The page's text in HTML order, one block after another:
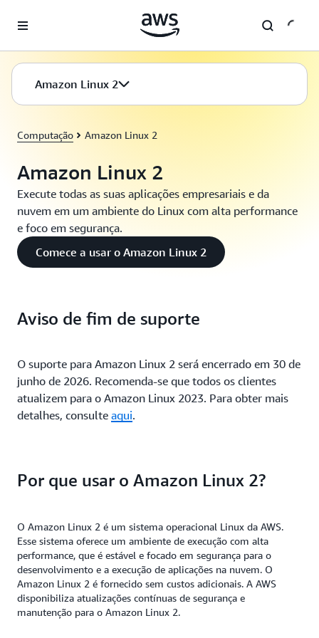
Pular para o conteúdo principal
Amazon Linux 2
Computação Amazon Linux 2
Amazon Linux 2
Execute todas as suas aplicações empresariais e da
nuvem em um ambiente do Linux com alta performance
e foco em segurança.
Comece a usar o Amazon Linux 2
Aviso de fim de suporte
O suporte para Amazon Linux 2 será encerrado em 30 de
junho de 2026. Recomenda-se que todos os clientes
atualizem para o Amazon Linux 2023. Para obter mais
detalhes, consulte aqui.
Por que usar o Amazon Linux 2?
O Amazon Linux 2 é um sistema operacional Linux da AWS.
Esse sistema oferece um ambiente de execução com alta
performance, que é estável e focado em segurança para o
desenvolvimento e a execução de aplicações na nuvem. O
Amazon Linux 2 é fornecido sem custos adicionais. A AWS
disponibiliza atualizações contínuas de segurança e
manutenção para o Amazon Linux 2.